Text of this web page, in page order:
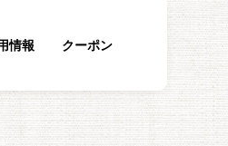
情報 クーポン